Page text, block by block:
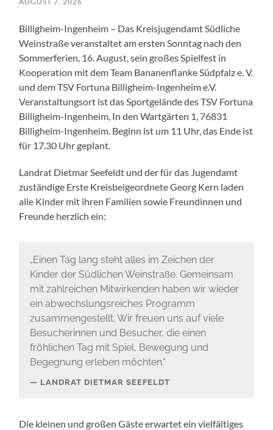
Billigheim-Ingenheim – Das Kreisjugendamt Südliche
Weinstraße veranstaltet am ersten Sonntag nach den
Sommerferien, 16. August, sein großes Spielfest in
Kooperation mit dem Team Bananenflanke Südpfalz e. V.
und dem TSV Fortuna Billigheim-Ingenheim e.V.
Veranstaltungsort ist das Sportgelände des TSV Fortuna
Billigheim-Ingenheim, In den Wartgärten 1, 76831
Billigheim-Ingenheim. Beginn ist um 11 Uhr, das Ende ist
für 17.30 Uhr geplant.
Landrat Dietmar Seefeldt und der für das Jugendamt
zuständige Erste Kreisbeigeordnete Georg Kern laden
alle Kinder mit ihren Familien sowie Freundinnen und
Freunde herzlich ein:
„Einen Tag lang steht alles im Zeichen der
Kinder der Südlichen Weinstraße. Gemeinsam
mit zahlreichen Mitwirkenden haben wir wieder
ein abwechslungsreiches Programm
zusammengestellt. Wir freuen uns auf viele
Besucherinnen und Besucher, die einen
fröhlichen Tag mit Spiel, Bewegung und
Begegnung erleben möchten.“
LANDRAT DIETMAR SEEFELDT
Die kleinen und großen Gäste erwartet ein vielfältiges